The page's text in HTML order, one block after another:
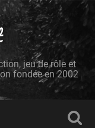
jeu de rôle et
fondée en 2002